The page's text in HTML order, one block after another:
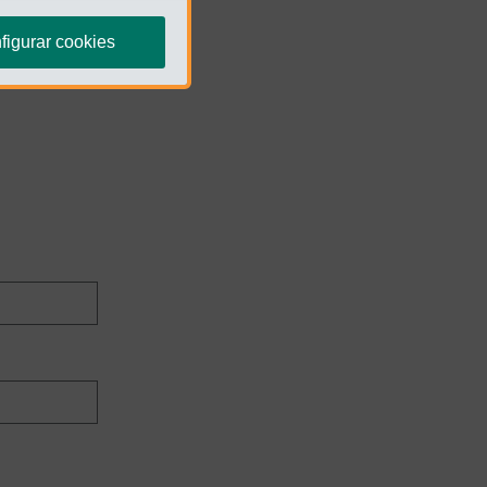
cookies